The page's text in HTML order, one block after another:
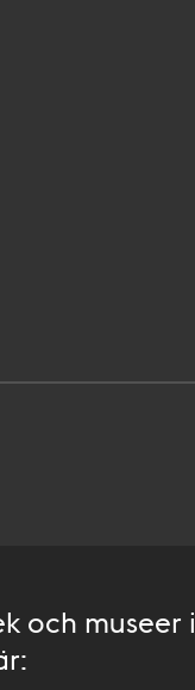
och museer i